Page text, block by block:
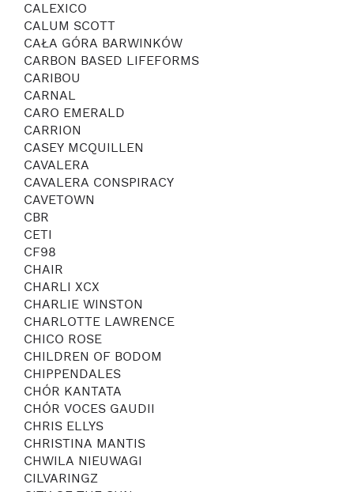
CALEXICO
CALUM SCOTT
CAŁA GÓRA BARWINKÓW
CARBON BASED LIFEFORMS
CARIBOU
CARNAL
CARO EMERALD
CARRION
CASEY MCQUILLEN
CAVALERA
CAVALERA CONSPIRACY
CAVETOWN
CBR
CETI
CF98
CHAIR
CHARLI XCX
CHARLIE WINSTON
CHARLOTTE LAWRENCE
CHICO ROSE
CHILDREN OF BODOM
CHIPPENDALES
CHÓR KANTATA
CHÓR VOCES GAUDII
CHRIS ELLYS
CHRISTINA MANTIS
CHWILA NIEUWAGI
CILVARINGZ